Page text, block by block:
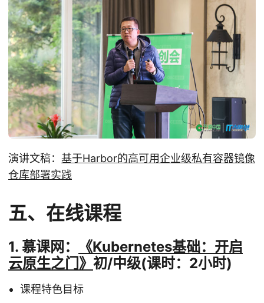
演讲文稿： 基于Harbor的高可用企业级私有容器镜像
仓库部署实践
五、在线课程
1. 慕课网：
《Kubernetes基础：开启
云原生之门》 初/中级(课时：2小时)
课程特色目标